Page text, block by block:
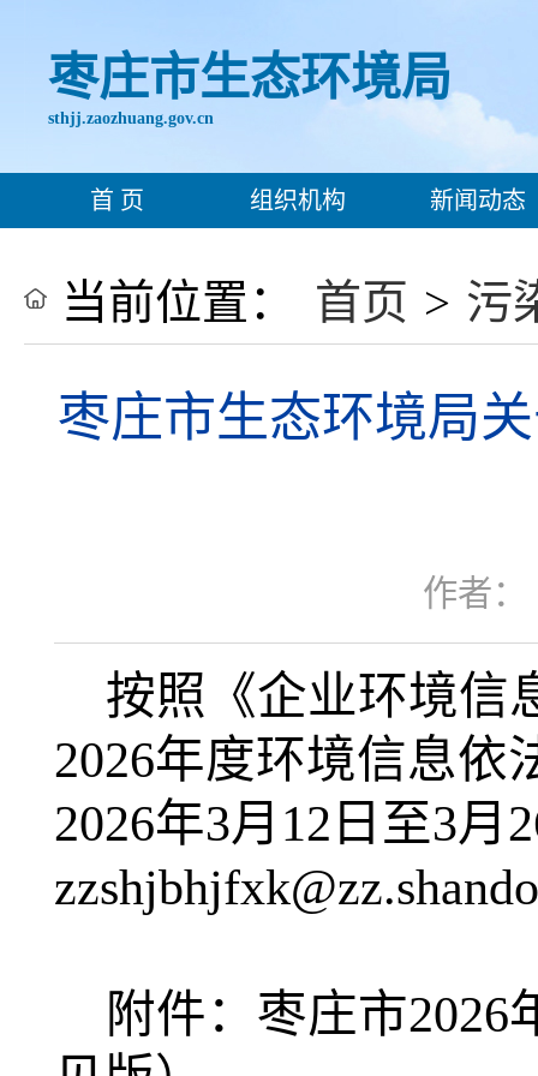
枣庄市生态环境局
sthjj.zaozhuang.gov.cn
首 页 组织机构 新闻动态
当前位置： 首页 > 污
枣庄市生态环境局
作者：
按照《企业环境信
2026年度环境信息依
2026年3月 12 日至3月
附件：枣庄市2026